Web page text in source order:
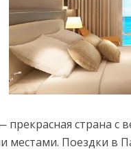
прекрасная страна с
местами. Поездки в